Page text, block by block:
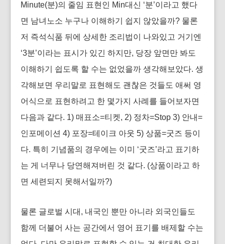
Minute(분)의 줄임 표현인 Min대신 ‘분’이라고 했다
면 남녀노소 누구나 이해하기 쉽지 않았을까? 물론
저 즉석식품 뒤에 상세한 조리법이 나와있고 거기엔
‘3분’이라는 표시가 있긴 하지만, 당장 앞면만 봐도
이해하기 쉽도록 할 수는 없었을까 생각해보았다. 생
각해보면 우리말로 표현해도 괜찮은 것들도 애써 영
어식으로 표현하려고 한 몇가지 사례를 들어보자면
다음과 같다. 1) 매표소=티켓, 2) 정차=Stop 3) 안내=
인포메이션 4) 포장=테이크 아웃 5) 상품=굿즈 등이
다. 특히 기념품의 경우에는 이미 ‘굿즈’라고 표기하
는 게 너무나 당연해져버린 것 같다. (상품이라고 하
면 세련되지 못해서일까?)
물론 글로벌 시대, 내국인 뿐만 아니라 외국인들도
함께 더불어 사는 공간에서 영어 표기를 배제할 수는